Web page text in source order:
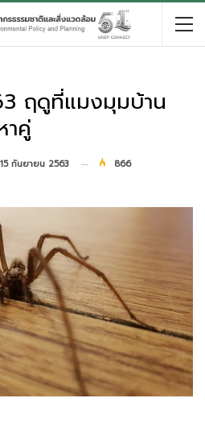
ฤดูที่แมงมุมบ้าน
คู่
15 กันยายน 2563 866